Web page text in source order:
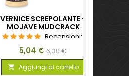
VERNICE SCREPOLANTE -
MOJAVE MUDCRACK
60MLRecensioni:
Prezzo
5,04 € Prezzo
base
6,30 €
 Aggiungi al carrello